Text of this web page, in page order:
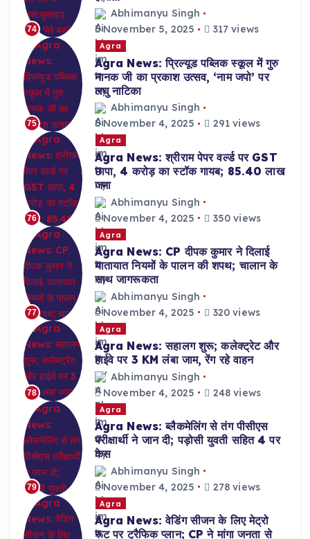
74
Abhimanyu Singh
November 5, 2025
317 views
75
Agra
Agra News: प्रिल्यूड पब्लिक स्कूल में गुरु
नानक जी का प्रकाश उत्सव, ‘नाम जपो’ पर
लघु नाटिका
Abhimanyu Singh
November 4, 2025
291 views
76
Agra
Agra News: श्रीराम पेपर वर्ल्ड पर GST
छापा, 4 करोड़ का स्टॉक गायब; 85.40 लाख
जमा
Abhimanyu Singh
November 4, 2025
350 views
77
Agra
Agra News: CP दीपक कुमार ने दिलाई
यातायात नियमों के पालन की शपथ; चालान के
साथ जागरूकता
Abhimanyu Singh
November 4, 2025
320 views
78
Agra
Agra News: सहालग शुरू; कलेक्ट्रेट और
हाईवे पर 3 KM लंबा जाम, रेंग रहे वाहन
Abhimanyu Singh
November 4, 2025
248 views
79
Agra
Agra News: ब्लैकमेलिंग से तंग पीसीएस
परीक्षार्थी ने जान दी; पड़ोसी युवती सहित 4 पर
केस
Abhimanyu Singh
November 4, 2025
278 views
Agra
Agra News: वेडिंग सीजन के लिए मेट्रो
रूट पर ट्रैफिक प्लान; CP ने मांगा जनता से